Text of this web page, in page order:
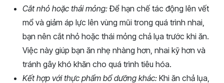
Cắt nhỏ hoặc thái mỏng:Để hạn chế tác động lên vết
mổ và giảm áp lực lên vùng mũi trong quá trình nhai,
bạn nên cắt nhỏ hoặc thái mỏng chả lụa trước khi ăn.
Việc này giúp bạn ăn nhẹ nhàng hơn, nhai kỹ hơn và
tránh gây khó khăn cho quá trình tiêu hóa.
Kết hợp với thực phẩm bổ dưỡng khác: Khi ăn chả lụa,